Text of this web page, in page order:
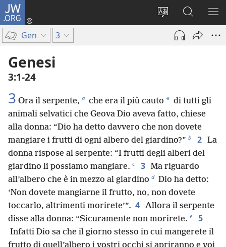
JW.ORG
Modificare
lingua
Accedi
(apre
Cerca
JW.ORG
Gen 3
Genesi
3:1-24
3 Ora il serpente, a che era il più cauto * di tutti gli
animali selvatici che Geova Dio aveva fatto, chiese
alla donna: “Dio ha detto davvero che non dovete
mangiare i frutti di ogni albero del giardino?” b 2 La
donna rispose al serpente: “I frutti degli alberi del
giardino li possiamo mangiare. c 3 Ma riguardo
all’albero che è in mezzo al giardino d Dio ha detto:
‘Non dovete mangiarne il frutto, no, non dovete
toccarlo, altrimenti morirete’”. 4 Allora il serpente
disse alla donna: “Sicuramente non morirete. e 5
Infatti Dio sa che il giorno stesso in cui mangerete il